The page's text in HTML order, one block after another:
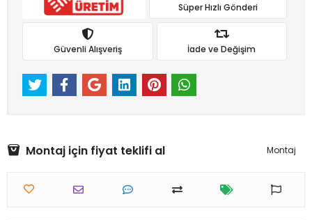
Süper Hızlı Gönderi
Güvenli Alışveriş İade ve Değişim
Montaj için fiyat teklifi al Montaj